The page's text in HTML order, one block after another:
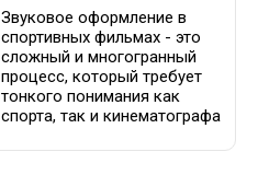
Звуковое оформление в
спортивных фильмах - это
сложный и многогранный
процесс, который требует
тонкого понимания как
спорта, так и кинематографа